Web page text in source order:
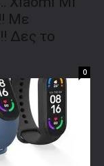
Με
Δες το
0